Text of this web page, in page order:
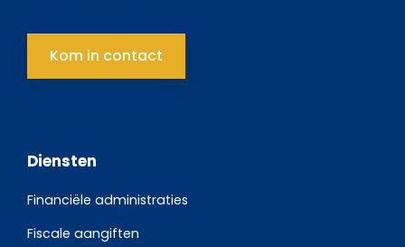
Kom in contact
Diensten
Financiële administraties
Fiscale aangiften